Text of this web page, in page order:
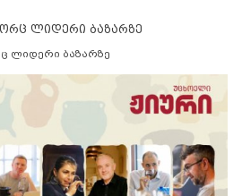
ლიდერი ბაზარზე
ლიდერი ბაზარზე